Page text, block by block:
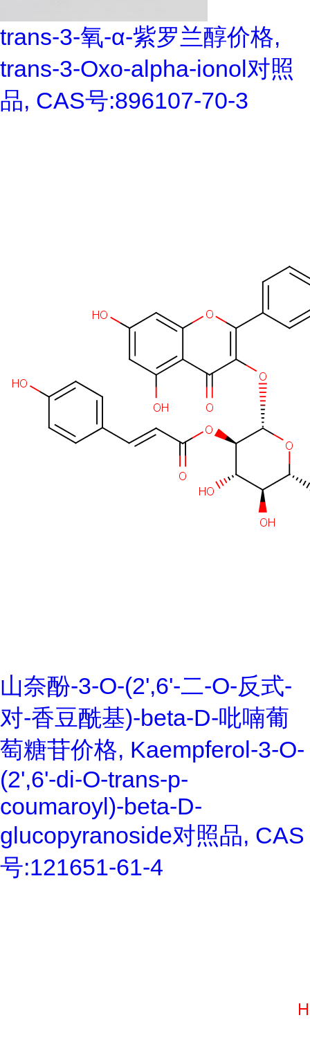
trans-3-氧-α-紫罗兰醇价格,
trans-3-Oxo-alpha-ionol对照
品, CAS号:896107-70-3
山奈酚-3-O-(2',6'-二-O-反式-
对-香豆酰基)-beta-D-吡喃葡
萄糖苷价格, Kaempferol-3-O-
(2',6'-di-O-trans-p-
coumaroyl)-beta-D-
glucopyranoside对照品, CAS
号:121651-61-4